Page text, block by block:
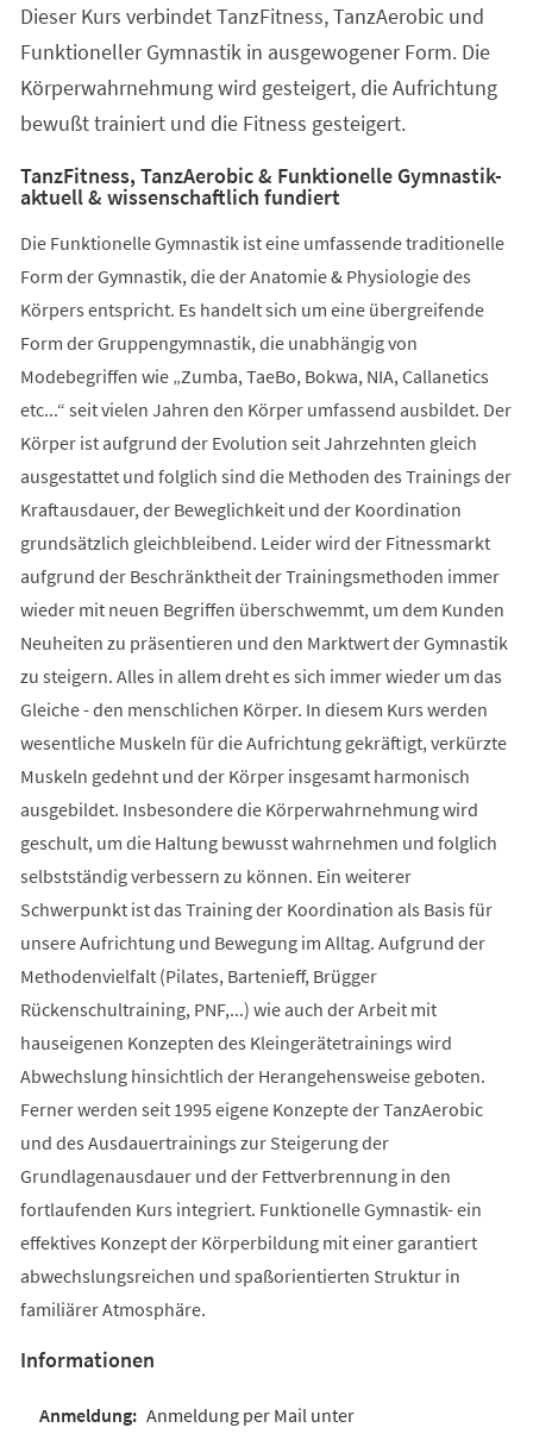
Dieser Kurs verbindet TanzFitness, TanzAerobic und
Funktioneller Gymnastik in ausgewogener Form. Die
Körperwahrnehmung wird gesteigert, die Aufrichtung
bewußt trainiert und die Fitness gesteigert.
TanzFitness, TanzAerobic & Funktionelle Gymnastik-
aktuell & wissenschaftlich fundiert
Die Funktionelle Gymnastik ist eine umfassende traditionelle
Form der Gymnastik, die der Anatomie & Physiologie des
Körpers entspricht. Es handelt sich um eine übergreifende
Form der Gruppengymnastik, die unabhängig von
Modebegriffen wie „Zumba, TaeBo, Bokwa, NIA, Callanetics
etc...“ seit vielen Jahren den Körper umfassend ausbildet. Der
Körper ist aufgrund der Evolution seit Jahrzehnten gleich
ausgestattet und folglich sind die Methoden des Trainings der
Kraftausdauer, der Beweglichkeit und der Koordination
grundsätzlich gleichbleibend. Leider wird der Fitnessmarkt
aufgrund der Beschränktheit der Trainingsmethoden immer
wieder mit neuen Begriffen überschwemmt, um dem Kunden
Neuheiten zu präsentieren und den Marktwert der Gymnastik
zu steigern. Alles in allem dreht es sich immer wieder um das
Gleiche - den menschlichen Körper. In diesem Kurs werden
wesentliche Muskeln für die Aufrichtung gekräftigt, verkürzte
Muskeln gedehnt und der Körper insgesamt harmonisch
ausgebildet. Insbesondere die Körperwahrnehmung wird
geschult, um die Haltung bewusst wahrnehmen und folglich
selbstständig verbessern zu können. Ein weiterer
Schwerpunkt ist das Training der Koordination als Basis für
unsere Aufrichtung und Bewegung im Alltag. Aufgrund der
Methodenvielfalt (Pilates, Bartenieff, Brügger
Rückenschultraining, PNF,...) wie auch der Arbeit mit
hauseigenen Konzepten des Kleingerätetrainings wird
Abwechslung hinsichtlich der Herangehensweise geboten.
Ferner werden seit 1995 eigene Konzepte der TanzAerobic
und des Ausdauertrainings zur Steigerung der
Grundlagenausdauer und der Fettverbrennung in den
fortlaufenden Kurs integriert. Funktionelle Gymnastik- ein
effektives Konzept der Körperbildung mit einer garantiert
abwechslungsreichen und spaßorientierten Struktur in
familiärer Atmosphäre.
Informationen
Anmeldung per Mail unter